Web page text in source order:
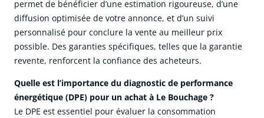
permet de bénéficier d’une estimation rigoureuse, d’une
diffusion optimisée de votre annonce, et d’un suivi
personnalisé pour conclure la vente au meilleur prix
possible. Des garanties spécifiques, telles que la garantie
revente, renforcent la confiance des acheteurs.
Quelle est l’importance du diagnostic de performance
énergétique (DPE) pour un achat à Le Bouchage ?
Le DPE est essentiel pour évaluer la consommation